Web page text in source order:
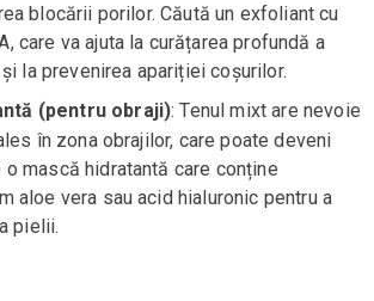
blocării porilor. Căută un exfoliant cu
care va ajuta la curățarea profundă a
la prevenirea apariției coșurilor.
(pentru obraji): Tenul mixt are nevoie
în zona obrajilor, care poate deveni
mască hidratantă care conține
aloe vera sau acid hialuronic pentru a
pielii.